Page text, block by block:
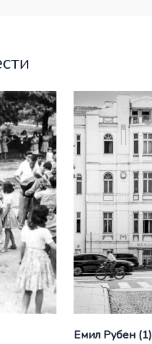
Емил Рубен (1)